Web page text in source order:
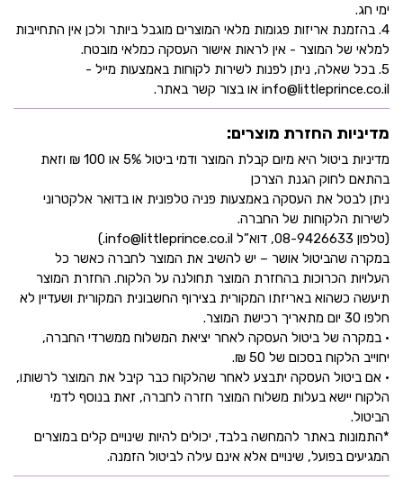
ימי חג.
4. בהזמנת אריזות פגומות מלאי המוצרים מוגבל ביותר ולכן אין התחייבות
למלאי של המוצר - אין לראות אישור העסקה כמלאי מובטח.
5. בכל שאלה, ניתן לפנות לשירות לקוחות באמצעות מייל -
info@littleprince.co.il או בצור קשר באתר.
מדיניות החזרת מוצרים:
מדיניות ביטול היא מיום קבלת המוצר ודמי ביטול 5% או 100 ₪ וזאת
בהתאם לחוק הגנת הצרכן
ניתן לבטל את העסקה באמצעות פניה טלפונית או בדואר אלקטרוני
לשירות הלקוחות של החברה.
(טלפון 08-9426633, דוא”ל info@littleprince.co.il.)
במקרה שהביטול אושר – יש להשיב את המוצר לחברה כאשר כל
העלויות הכרוכות בהחזרת המוצר תחולנה על הלקוח. החזרת המוצר
תיעשה כשהוא באריזתו המקורית בצירוף החשבונית המקורית ושעדיין לא
חלפו 30 יום מתאריך רכישת המוצר.
• במקרה של ביטול העסקה לאחר יציאת המשלוח ממשרדי החברה,
יחוייב הלקוח בסכום של 50 ₪.
• אם ביטול העסקה יתבצע לאחר שהלקוח כבר קיבל את המוצר לרשותו,
הלקוח יישא בעלות משלוח המוצר חזרה לחברה, זאת בנוסף לדמי
הביטול.
*התמונות באתר להמחשה בלבד, יכולים להיות שינויים קלים במוצרים
המגיעים בפועל, שינויים אלא אינם עילה לביטול הזמנה.